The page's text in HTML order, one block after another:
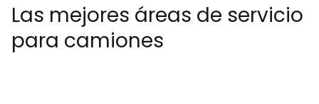
Las mejores áreas de servicio
para camiones